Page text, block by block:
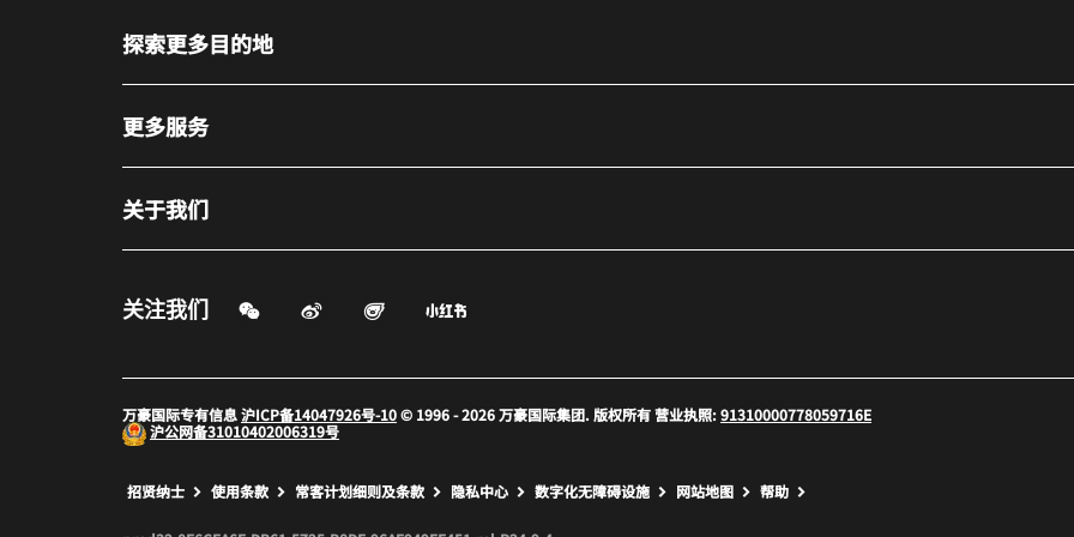
探索更多目的地
更多服务
关于我们
关注我们 微信扫一扫
打开新窗口打开新窗口打开新窗口
万豪国际专有信息沪ICP备14047926号-10© 1996 - 2026 万豪国际集团. 版权所有 营业执照:91310000778059716E
沪公网备31010402006319号
招贤纳士 打开新窗口
使用条款 打开新窗口
常客计划细则及条款 打开新窗口
隐私中心 数字化无障碍设施 网站地图 帮助